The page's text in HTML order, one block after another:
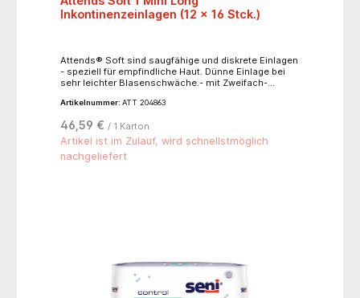
Inkontinenzeinlagen (12 x 16 Stck.)
Attends® Soft sind saugfähige und diskrete Einlagen
- speziell für empfindliche Haut. Dünne Einlage bei
sehr leichter Blasenschwäche.- mit Zweifach-
Geruchsbindung- anatomisch geformter Saugkern
Klebestreifen in der Unterwäsche zu befestigen- die
weiße Rückseite ist 100% atmungsaktiv- extra
weiche Vliesoberfläche- dermatologisch bestätigte
Hautfreundlichkeit- Einzelverpackt- Produktlänge:
Artikelnummer: ATT 204863
46,59 € / 1 Karton
Artikel ist im Zulauf, wird schnellstmöglich
nachgeliefert